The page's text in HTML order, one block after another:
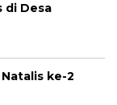
di Desa
ke-2